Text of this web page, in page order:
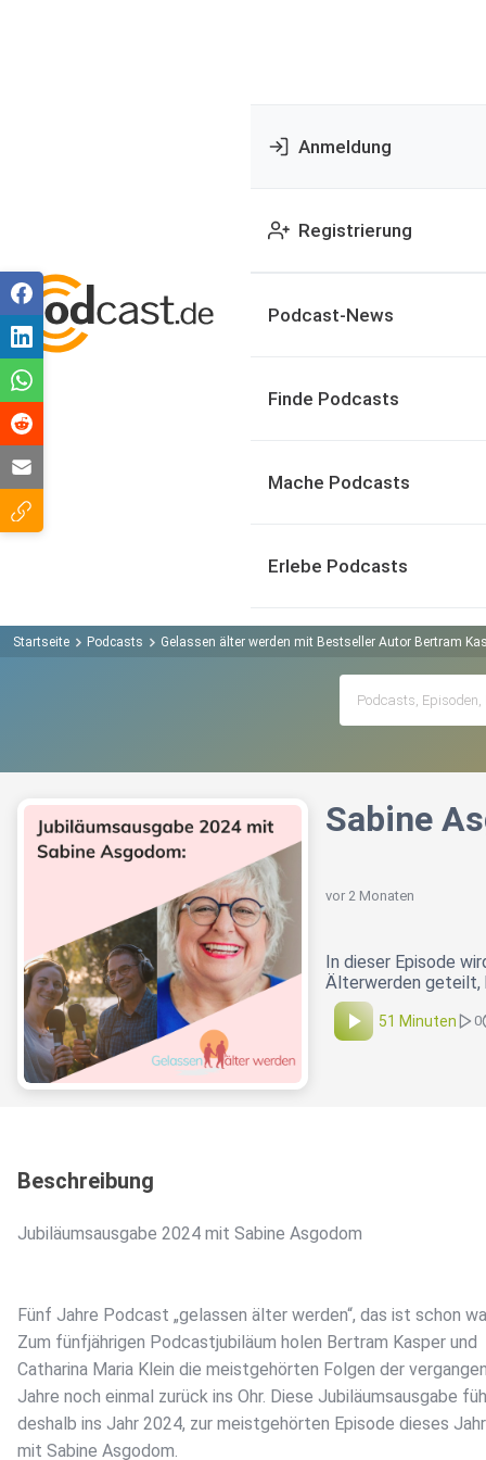
Anmeldung
Registrierung
Podcast-News
Finde Podcasts
Mache Podcasts
Erlebe Podcasts
Startseite Podcasts Gelassen älter werden mit Bestseller Autor Bertram
Sabine
vor 2 Monaten
In dieser Episode
Älterwerden geteilt,
51 Minuten 0
Beschreibung
Jubiläumsausgabe 2024 mit Sabine Asgodom
Fünf Jahre Podcast „gelassen älter werden“, das ist schon
Zum fünfjährigen Podcastjubiläum holen Bertram Kasper und
Catharina Maria Klein die meistgehörten Folgen der
Jahre noch einmal zurück ins Ohr. Diese Jubiläumsausgabe
deshalb ins Jahr 2024, zur meistgehörten Episode dieses
mit Sabine Asgodom.